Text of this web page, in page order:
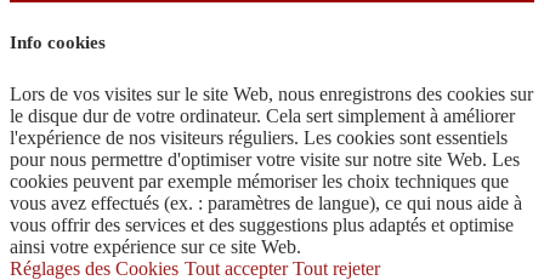
Info cookies
Lors de vos visites sur le site Web, nous enregistrons des cookies sur
le disque dur de votre ordinateur. Cela sert simplement à améliorer
l'expérience de nos visiteurs réguliers. Les cookies sont essentiels
pour nous permettre d'optimiser votre visite sur notre site Web. Les
cookies peuvent par exemple mémoriser les choix techniques que
vous avez effectués (ex. : paramètres de langue), ce qui nous aide à
vous offrir des services et des suggestions plus adaptés et optimise
ainsi votre expérience sur ce site Web.
Réglages des Cookies Tout accepter Tout rejeter